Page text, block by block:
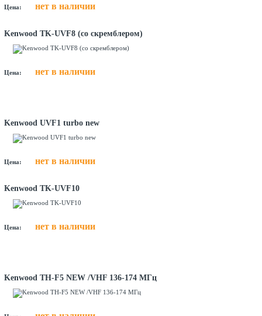
Цена: нет в наличии
Kenwood TK-UVF8 (со скремблером)
Цена: нет в наличии
Kenwood UVF1 turbo new
Цена: нет в наличии
Kenwood TK-UVF10
Цена: нет в наличии
Kenwood TH-F5 NEW /VHF 136-174 МГц